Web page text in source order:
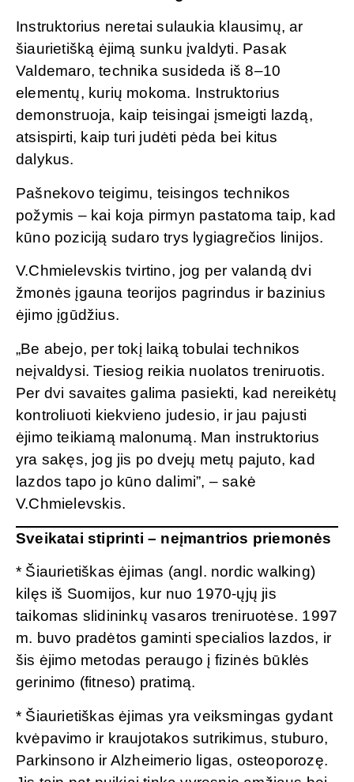
Instruktorius neretai sulaukia klausimų, ar
šiaurietišką ėjimą sunku įvaldyti. Pasak
Valdemaro, technika susideda iš 8–10
elementų, kurių mokoma. Instruktorius
demonstruoja, kaip teisingai įsmeigti lazdą,
atsispirti, kaip turi judėti pėda bei kitus
dalykus.
Pašnekovo teigimu, teisingos technikos
požymis – kai koja pirmyn pastatoma taip, kad
kūno poziciją sudaro trys lygiagrečios linijos.
V.Chmielevskis tvirtino, jog per valandą dvi
žmonės įgauna teorijos pagrindus ir bazinius
ėjimo įgūdžius.
„Be abejo, per tokį laiką tobulai technikos
neįvaldysi. Tiesiog reikia nuolatos treniruotis.
Per dvi savaites galima pasiekti, kad nereikėtų
kontroliuoti kiekvieno judesio, ir jau pajusti
ėjimo teikiamą malonumą. Man instruktorius
yra sakęs, jog jis po dvejų metų pajuto, kad
lazdos tapo jo kūno dalimi”, – sakė
V.Chmielevskis.
Sveikatai stiprinti – neįmantrios priemonės
* Šiaurietiškas ėjimas (angl. nordic walking)
kilęs iš Suomijos, kur nuo 1970-ųjų jis
taikomas slidininkų vasaros treniruotėse. 1997
m. buvo pradėtos gaminti specialios lazdos, ir
šis ėjimo metodas peraugo į fizinės būklės
gerinimo (fitneso) pratimą.
* Šiaurietiškas ėjimas yra veiksmingas gydant
kvėpavimo ir kraujotakos sutrikimus, stuburo,
Parkinsono ir Alzheimerio ligas, osteoporozę.